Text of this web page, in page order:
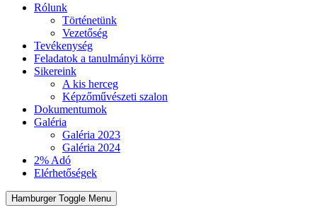
Rólunk
Történetünk
Vezetőség
Tevékenység
Feladatok a tanulmányi körre
Sikereink
A kis herceg
Képzőművészeti szalon
Dokumentumok
Galéria
Galéria 2023
Galéria 2024
2% Adó
Elérhetőségek
Hamburger Toggle Menu